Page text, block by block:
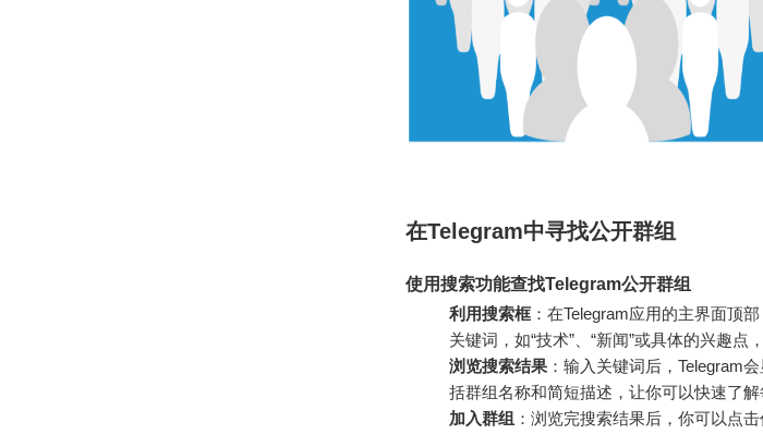
在Telegram中寻找公开群组
使用搜索功能查找Telegram公开群组
利用搜索框：在Telegram应用的主界面顶
关键词，如“技术”、“新闻”或具体的兴趣点
浏览搜索结果 ：输入关键词后，Telegram
括群组名称和简短描述，让你可以快速了解
加入群组 ：浏览完搜索结果后，你可以点